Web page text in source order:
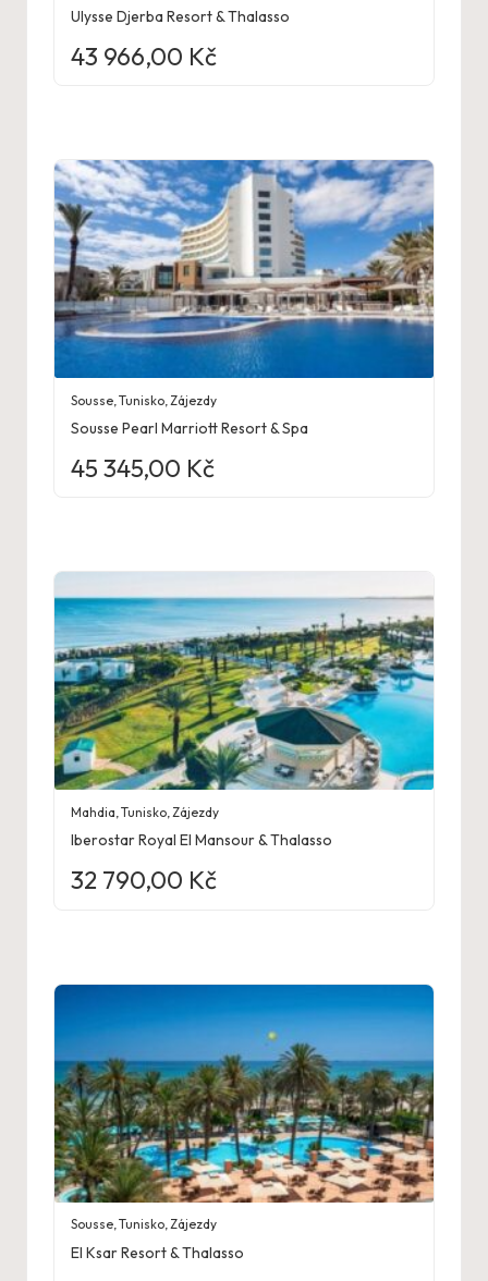
Ulysse Djerba Resort & Thalasso
43 966,00 Kč
Sousse ,Tunisko Zájezdy
Sousse Pearl Marriott Resort & Spa
45 345,00 Kč
Mahdia ,Tunisko Zájezdy
Iberostar Royal El Mansour & Thalasso
32 790,00 Kč
Sousse,Tunisko,Zájezdy
El Ksar Resort & Thalasso